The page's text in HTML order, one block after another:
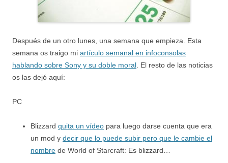
Después de un otro lunes, una semana que empieza. Esta
semana os traigo mi artículo semanal en infoconsolas
hablando sobre Sony y su doble moral . El resto de las noticias
os las dejó aquí:
PC
Blizzard quita un vídeo para luego darse cuenta que era
un mod y decir que lo puede subir pero que le cambie el
nombre de World of Starcraft: Es blizzard…